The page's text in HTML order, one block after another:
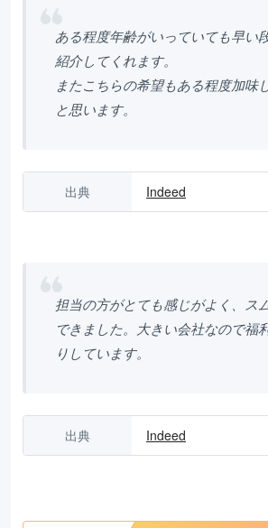
ある程度年齢がいっていても早い
紹介してくれます。
またこちらの希望もある程度加味
と思います。
出典 Indeed
担当の方がとても感じがよく、ス
できました。大きい会社なので福
りしています。
出典 Indeed